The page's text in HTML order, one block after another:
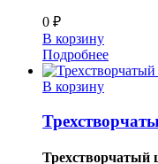
0 ₽
В корзину
Подробнее
В корзину
Трехстворчатый